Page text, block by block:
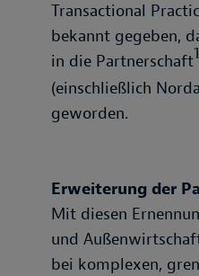
Transactional
bekannt gegeben,
in die Partnerschaft1
(einschließlich
geworden.
Erweiterung der
Mit diesen
und
bei komplexen,